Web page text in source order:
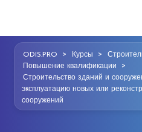
ODIS.PRO > Курсы >
Повышение квалификации >
Строительство зданий и
эксплуатацию новых или
сооружений